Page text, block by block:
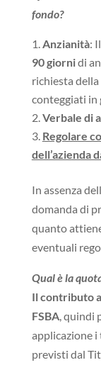
fondo?
Anzianità:
90 giornidi
richiesta
conteggiati in
Verbale di
Regolare
dell’azienda
In assenza
domanda di
quanto
eventuali
Qual è la
Il contributo
FSBA, quindi
applicazione
previsti dal